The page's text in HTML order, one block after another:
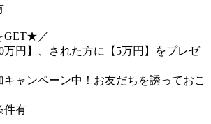
GET★／
円】、された方に【5万円】をプレゼ
ャンペーン中！お友だちを誘っておこ
件有